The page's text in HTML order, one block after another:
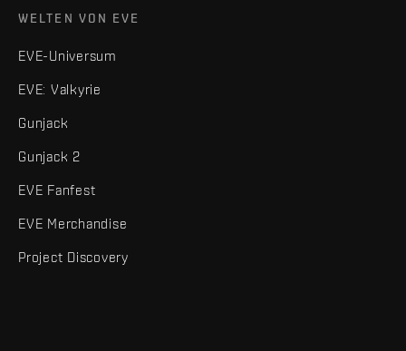
WELTEN VON EVE
EVE-Universum
EVE: Valkyrie
Gunjack
Gunjack 2
EVE Fanfest
EVE Merchandise
Project Discovery